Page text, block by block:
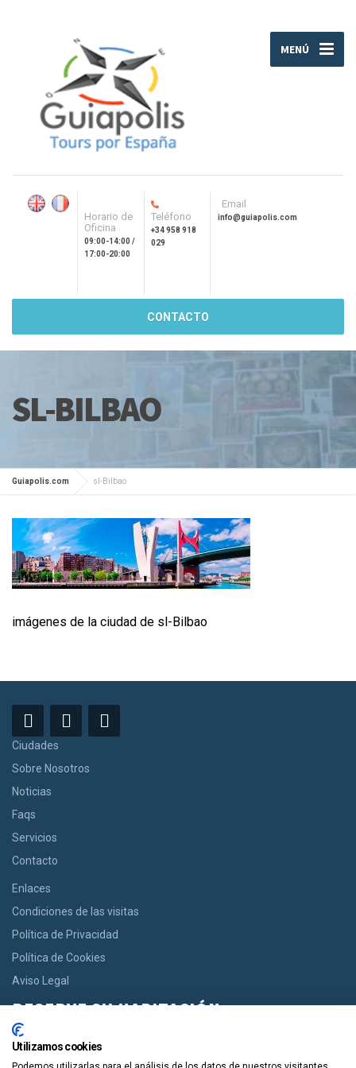
MENÚ
Horario de
Oficina
09:00-14:00 /
17:00-20:00
Teléfono
+34 958 918
029
Email
info@guiapolis.com
CONTACTO
SL-BILBAO
Guiapolis.com sl-Bilbao
imágenes de la ciudad de sl-Bilbao
Ciudades
Sobre Nosotros
Noticias
Faqs
Servicios
Contacto
Enlaces
Condiciones de las visitas
Política de Privacidad
Política de Cookies
Aviso Legal
RESERVE SU HABITACIÓN
Si usted desea una habitación le ofrecemos la opción de reservar
desde casas acogedoras hasta modernos apartamentos de
Utilizamos cookies